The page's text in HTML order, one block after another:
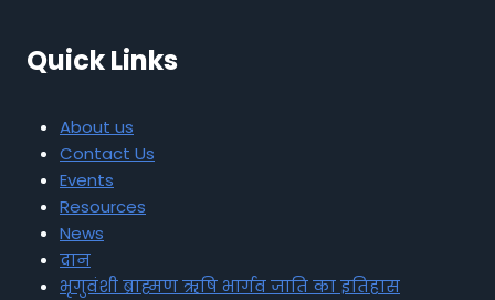
Quick Links
About us
Contact Us
Events
Resources
News
दान
भृगुवंशी ब्राह्मण ऋषि भार्गव जाति का इतिहास